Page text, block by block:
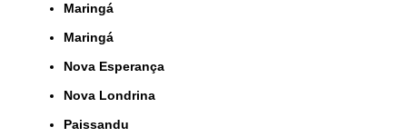
Maringá
Maringá
Nova Esperança
Nova Londrina
Paissandu